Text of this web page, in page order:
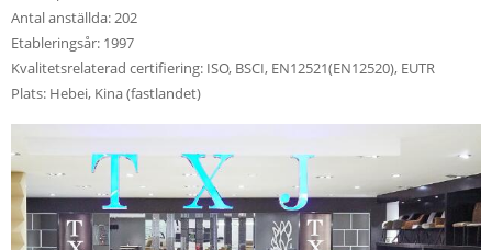
Antal anställda: 202
Etableringsår: 1997
Kvalitetsrelaterad certifiering: ISO, BSCI, EN12521(EN12520), EUTR
Plats: Hebei, Kina (fastlandet)